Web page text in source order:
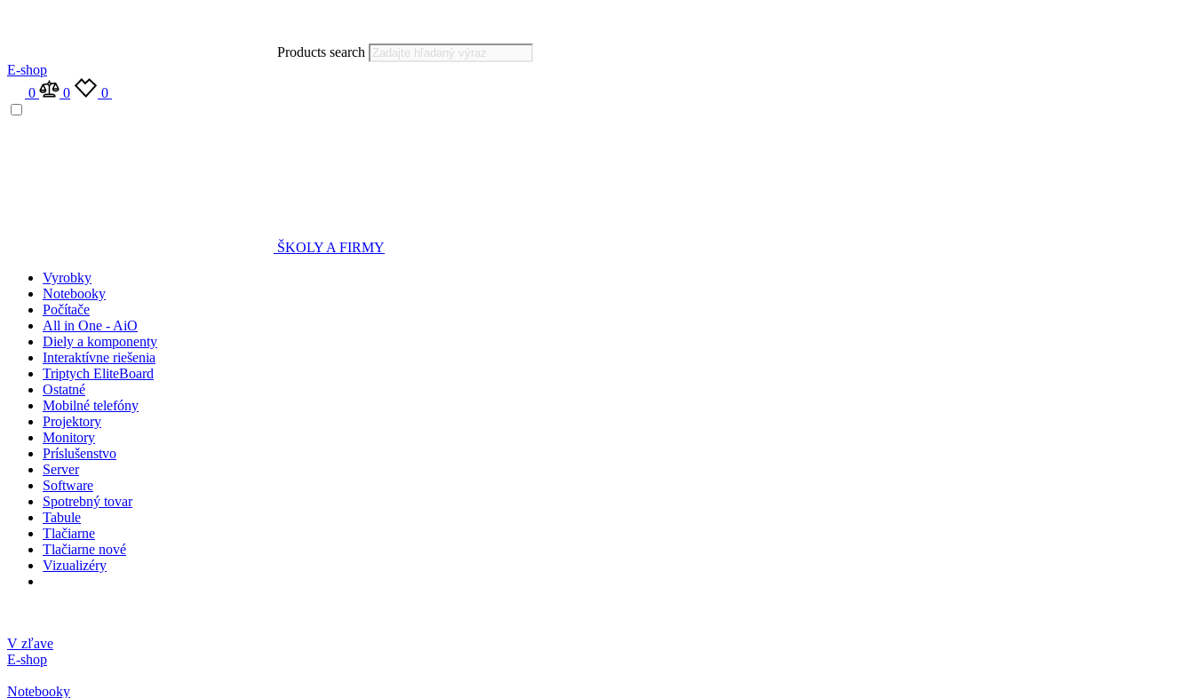
Products search
E-shop
0
0 0
ŠKOLY A FIRMY
Vyrobky
Notebooky
Počítače
All in One - AiO
Diely a komponenty
Interaktívne riešenia
Triptych EliteBoard
Ostatné
Mobilné telefóny
Projektory
Monitory
Príslušenstvo
Server
Software
Spotrebný tovar
Tabule
Tlačiarne
Tlačiarne nové
Vizualizéry
V zľave
E-shop
Notebooky